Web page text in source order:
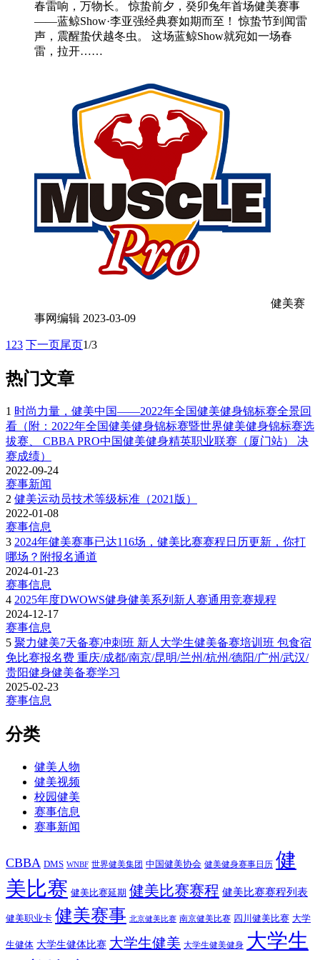
春雷响，万物长。 惊蛰前夕，癸卯兔年首场健美赛事
——蓝鲸Show·李亚强经典赛如期而至！ 惊蛰节到闻雷
声，震醒蛰伏越冬虫。 这场蓝鲸Show就宛如一场春
雷，拉开……
健美赛
事网编辑 2023-03-09
1 23 下一页尾页1/3
热门文章
1 时尚力量，健美中国——2022年全国健美健身锦标赛全景回
看（附：2022年全国健美健身锦标赛暨世界健美健身锦标赛选
拔赛、 CBBA PRO中国健美健身精英职业联赛（厦门站） 决
赛成绩）
2022-09-24
赛事新闻
2 健美运动员技术等级标准（2021版）
2022-01-08
赛事信息
3 2024年健美赛事已达116场，健美比赛赛程日历更新，你打
哪场？附报名通道
2024-01-23
赛事信息
4 2025年度DWOWS健身健美系列新人赛通用竞赛规程
2024-12-17
赛事信息
5 聚力健美7天备赛冲刺班 新人大学生健美备赛培训班 包食宿
免比赛报名费 重庆/成都/南京/昆明/兰州/杭州/德阳/广州/武汉/
贵阳健身健美备赛学习
2025-02-23
赛事信息
分类
健美人物
健美视频
校园健美
赛事信息
赛事新闻
CBBA DMS WNBF 世界健美集团 中国健美协会 健美健身赛事日历 健
美比赛 健美比赛延期 健美比赛赛程 健美比赛赛程列表
健美职业卡 健美赛事 北京健美比赛 南京健美比赛 四川健美比赛 大学
生健体 大学生健体比赛 大学生健美 大学生健美健身 大学生